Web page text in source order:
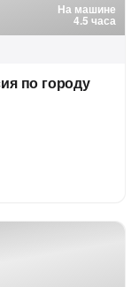
На машине
4.5 часа
по городу